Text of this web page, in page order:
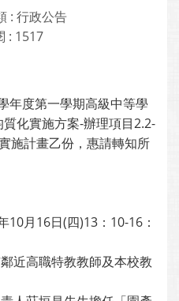
: 行政公告
: 1517
年度第一學期高級中等學
化實施方案-辦理項目2.2-
施計畫乙份，惠請轉知所
10月16日(四)13：10-16：
近高職特教教師及本校教